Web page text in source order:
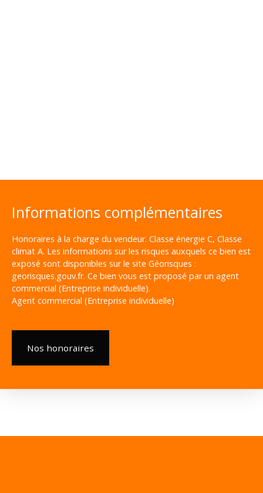
Informations complémentaires
Honoraires à la charge du vendeur. Classe énergie C, Classe
climat A. Les informations sur les risques auxquels ce bien est
exposé sont disponibles sur le site Géorisques :
georisques.gouv.fr. Ce bien vous est proposé par un agent
commercial (Entreprise individuelle).
Agent commercial (Entreprise individuelle)
Nos honoraires